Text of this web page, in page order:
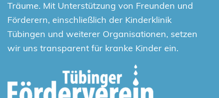
Träume. Mit Unterstützung von Freunden und
Förderern, einschließlich der Kinderklinik
Tübingen und weiterer Organisationen, setzen
wir uns transparent für kranke Kinder ein.